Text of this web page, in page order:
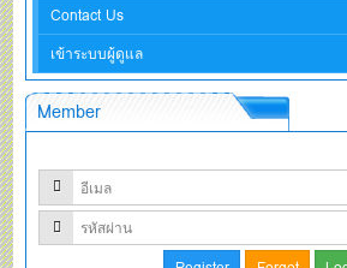
Contact Us
เข้าระบบผู้ดูแล
Member